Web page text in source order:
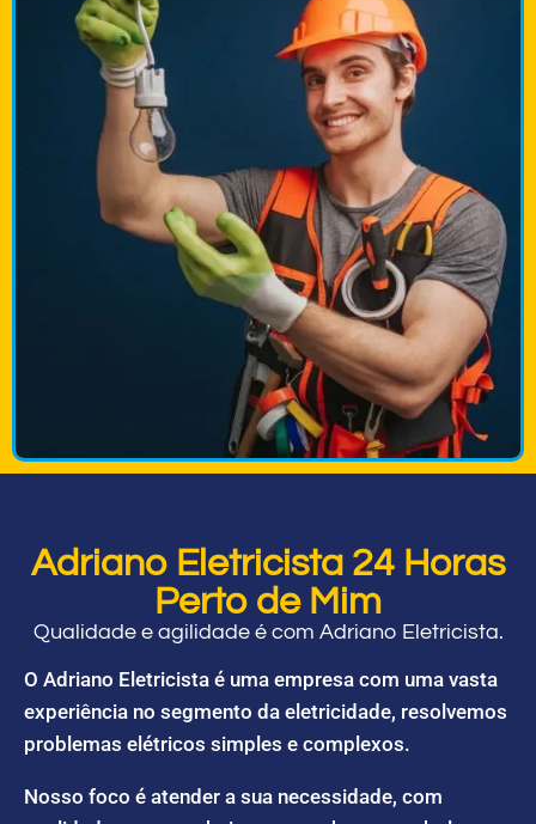
Adriano Eletricista 24 Horas
Perto de Mim
Qualidade e agilidade é com Adriano Eletricista.
O Adriano Eletricista é uma empresa com uma vasta
experiência no segmento da eletricidade, resolvemos
problemas elétricos simples e complexos.
Nosso foco é atender a sua necessidade, com